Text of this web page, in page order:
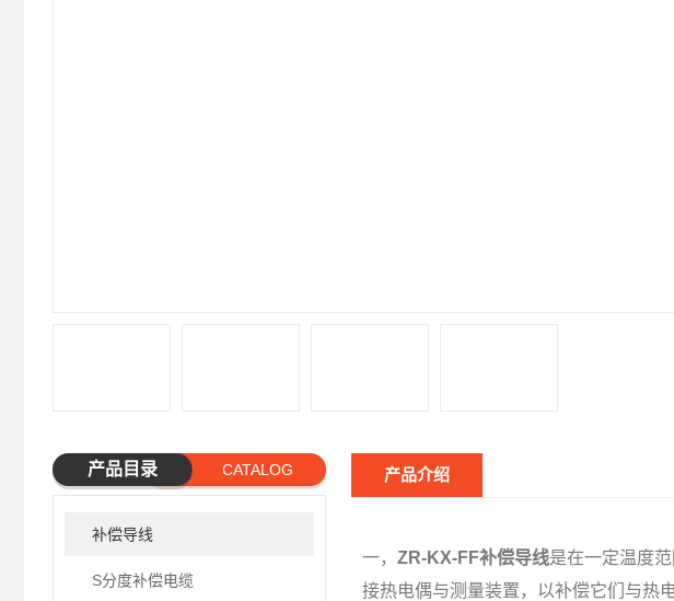
产品目录 CATALOG
补偿导线
S分度补偿电缆
产品介绍
一， ZR-KX-FF补偿导线是在一定温度
接热电偶与测量装置，以补偿它们与热